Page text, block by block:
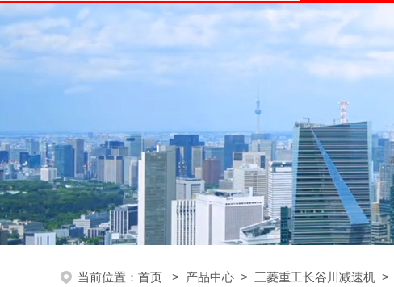
当前位置： 首页 > 产品中心 > 三菱重工长谷川减速机 >